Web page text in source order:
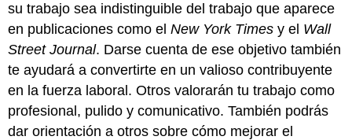
su trabajo sea indistinguible del trabajo que aparece
en publicaciones como elNew York Times y el Wall
Street Journal. Darse cuenta de ese objetivo también
te ayudará a convertirte en un valioso contribuyente
en la fuerza laboral. Otros valorarán tu trabajo como
profesional, pulido y comunicativo. También podrás
dar orientación a otros sobre cómo mejorar el